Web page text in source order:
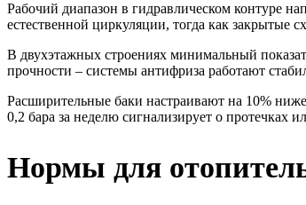
Рабочий диапазон в гидравлическом контуре
естественной циркуляции, тогда как закрытые
В двухэтажных строениях минимальный
прочности – системы антифриза работают
Расширительные баки настраивают на 10%
0,2 бара за неделю сигнализирует о протечках
Нормы для